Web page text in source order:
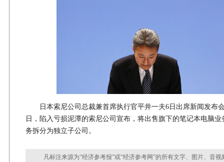
日本索尼公司总裁兼首席执行官平井一夫6日出席新闻发布
日，陷入亏损泥潭的索尼公司宣布，将出售旗下的笔记本电脑
务拆分为独立子公司。
凡标注来源为“经济参考报”或“经济参考网”的所有文字、图片、音视